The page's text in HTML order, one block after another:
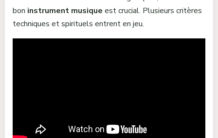
bon instrument musique est crucial. Plusieurs critères
techniques et spirituels entrent en jeu.